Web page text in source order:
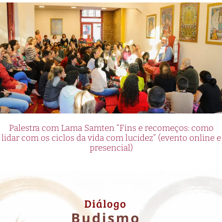
Palestra com Lama Samten “Fins e recomeços: como
lidar com os ciclos da vida com lucidez” (evento online e
presencial)